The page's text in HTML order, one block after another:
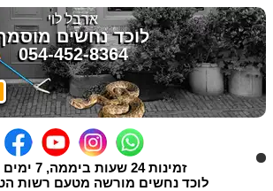
ארבל לוי
לוכד נחשים
054-452-8364
זמינות 24 שעות ביממה, 7 ימים בשבוע
לוכד נחשים מורשה מטעם רשות